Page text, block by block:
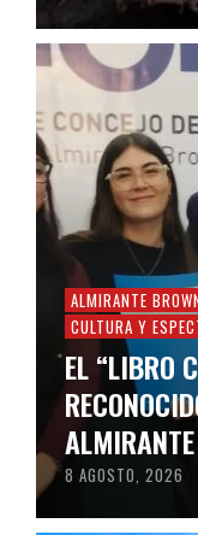
ALMIRANTE
CULTURA Y
EL “LIBRO
8 AGOSTO, 2026